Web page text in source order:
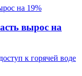
вырос на